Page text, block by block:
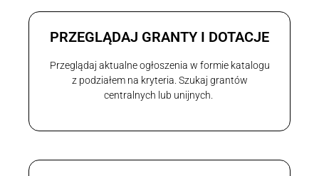
PRZEGLĄDAJ GRANTY I DOTACJE
Przeglądaj aktualne ogłoszenia w formie katalogu
z podziałem na kryteria. Szukaj grantów
centralnych lub unijnych.